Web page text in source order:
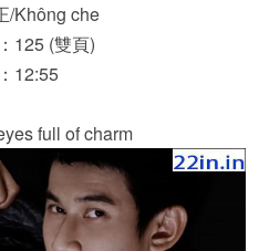
/Không che
125 (雙頁)
12:55
full of charm